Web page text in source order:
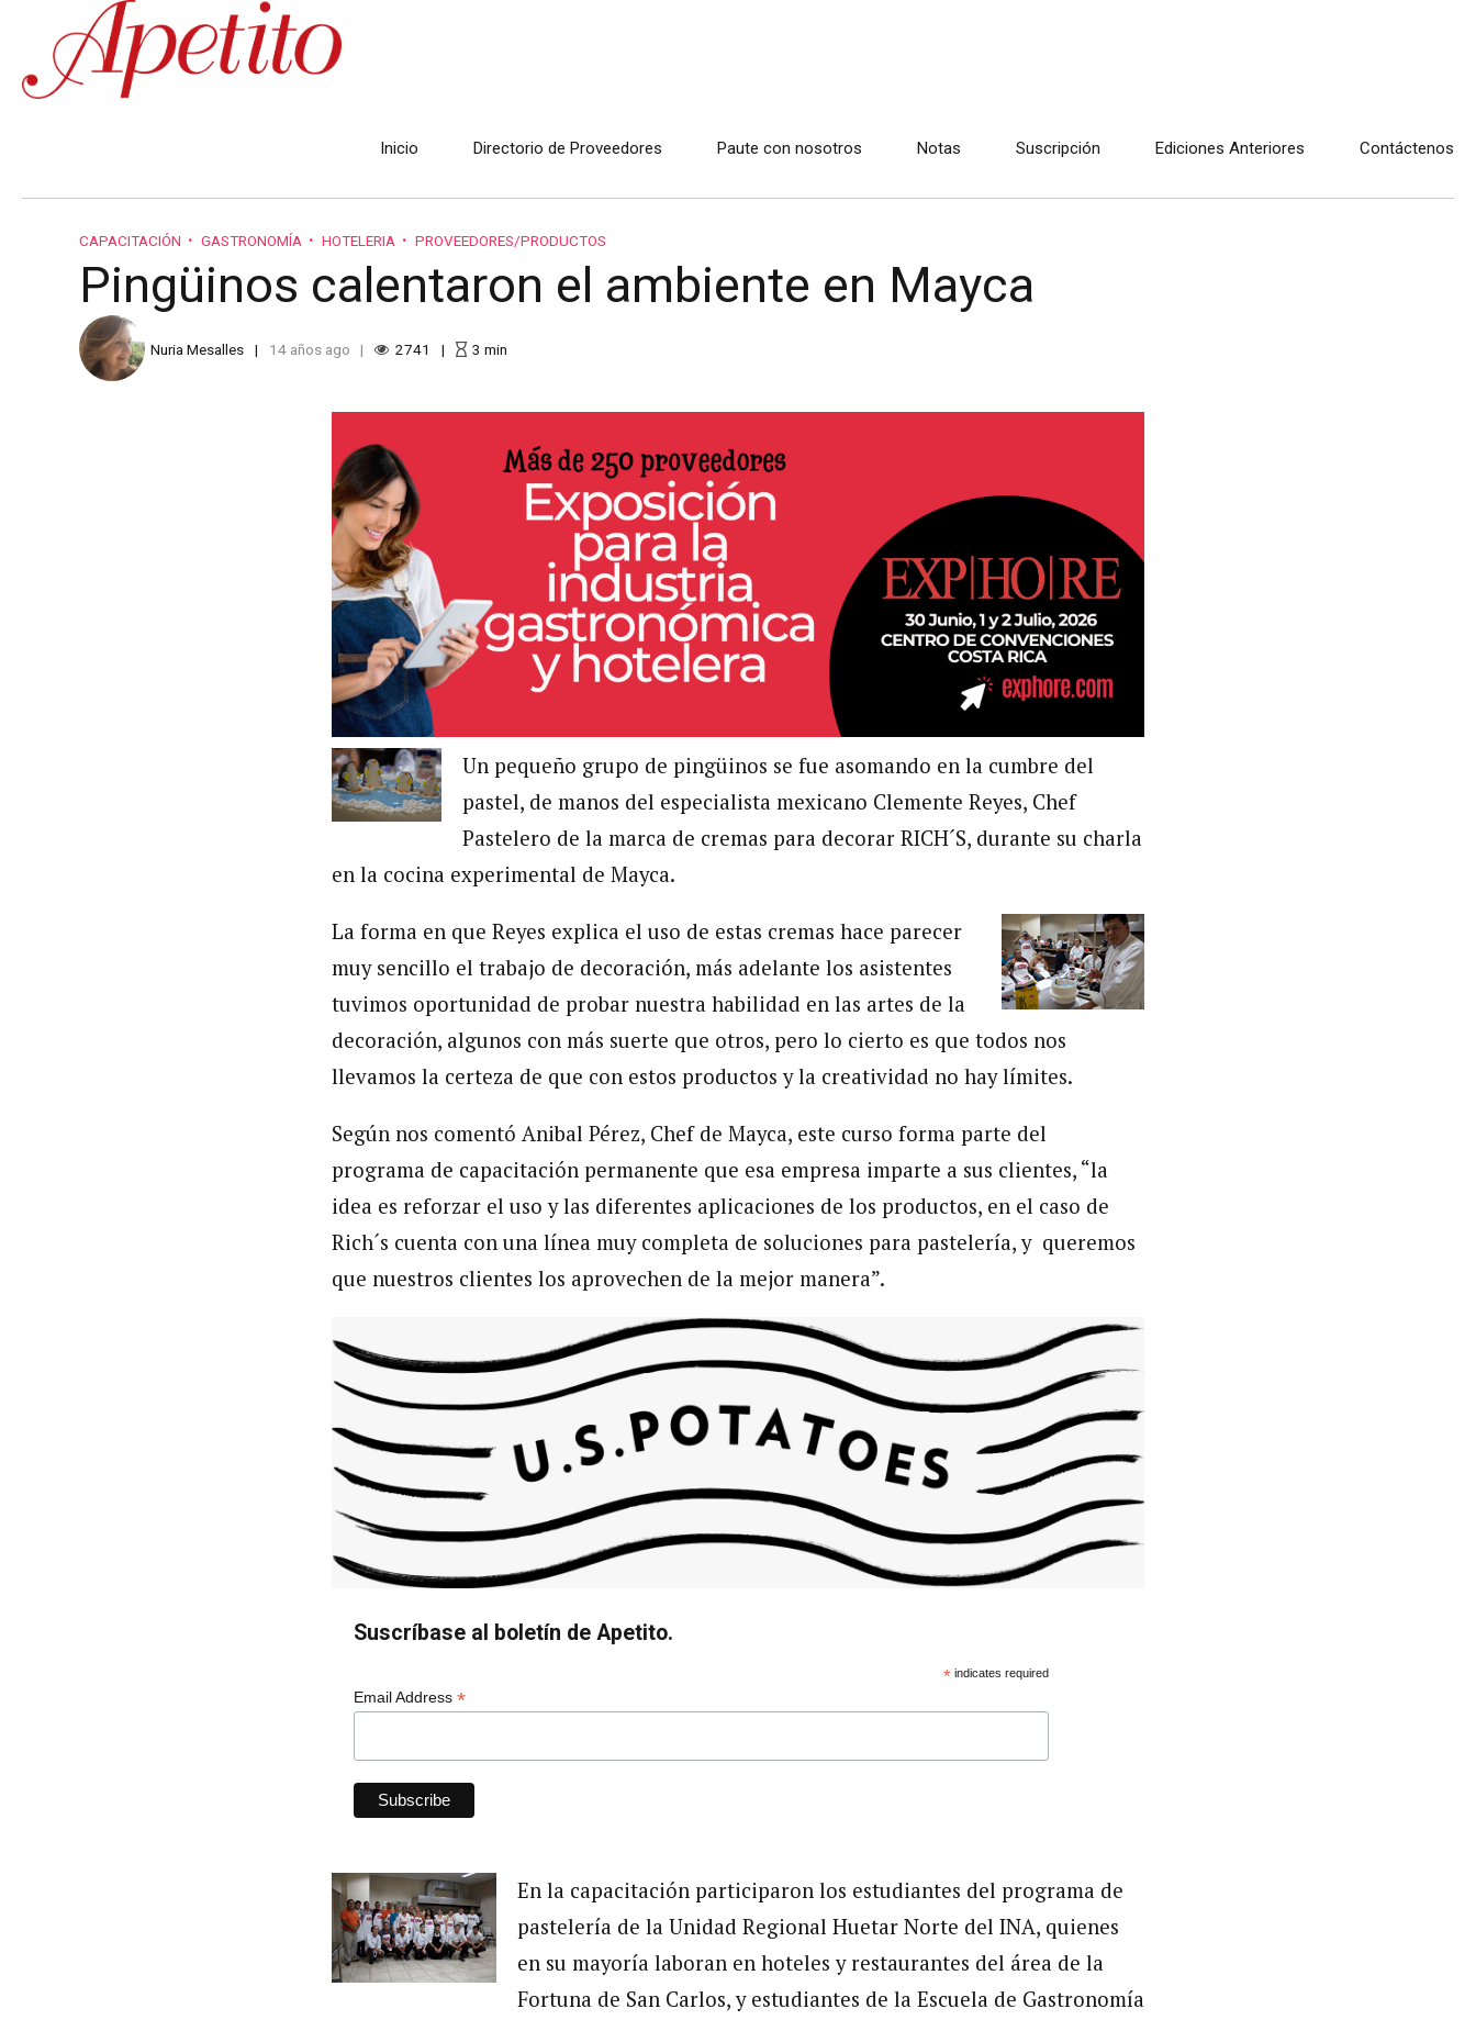
Inicio Directorio de Proveedores Paute con nosotros Notas Suscripción Ediciones Anteriores Contáctenos
CAPACITACIÓN GASTRONOMÍA HOTELERIA PROVEEDORES/PRODUCTOS
Pingüinos calentaron el ambiente en Mayca
Nuria Mesalles 14 años ago 2741 3 min
Un pequeño grupo de pingüinos se fue asomando en la cumbre del
pastel, de manos del especialista mexicano Clemente Reyes, Chef
Pastelero de la marca de cremas para decorar RICH´S, durante su charla
en la cocina experimental de Mayca.
La forma en que Reyes explica el uso de estas cremas hace parecer
muy sencillo el trabajo de decoración, más adelante los asistentes
tuvimos oportunidad de probar nuestra habilidad en las artes de la
decoración, algunos con más suerte que otros, pero lo cierto es que todos nos
llevamos la certeza de que con estos productos y la creatividad no hay límites.
Según nos comentó Anibal Pérez, Chef de Mayca, este curso forma parte del
programa de capacitación permanente que esa empresa imparte a sus clientes, “la
idea es reforzar el uso y las diferentes aplicaciones de los productos, en el caso de
Rich´s cuenta con una línea muy completa de soluciones para pastelería, y queremos
que nuestros clientes los aprovechen de la mejor manera”.
Suscríbase al boletín de Apetito.
*indicates required
Email Address *
En la capacitación participaron los estudiantes del programa de
pastelería de la Unidad Regional Huetar Norte del INA, quienes
en su mayoría laboran en hoteles y restaurantes del área de la
Fortuna de San Carlos, y estudiantes de la Escuela de Gastronomía